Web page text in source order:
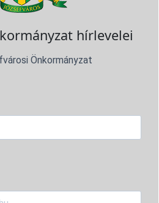
hírlevelei
Önkormányzat